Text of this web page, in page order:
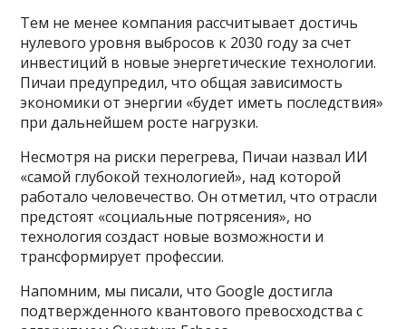
Тем не менее компания рассчитывает достичь
нулевого уровня выбросов к 2030 году за счет
инвестиций в новые энергетические технологии.
Пичаи предупредил, что общая зависимость
экономики от энергии «будет иметь последствия»
при дальнейшем росте нагрузки.
Несмотря на риски перегрева, Пичаи назвал ИИ
«самой глубокой технологией», над которой
работало человечество. Он отметил, что отрасли
предстоят «социальные потрясения», но
технология создаст новые возможности и
трансформирует профессии.
Напомним, мы писали, что Google достигла
подтвержденного квантового превосходства с